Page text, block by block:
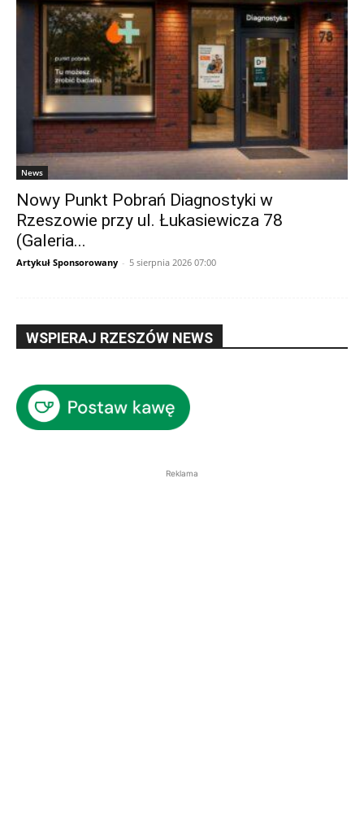
News
Nowy Punkt Pobrań Diagnostyki w
Rzeszowie przy ul. Łukasiewicza 78
(Galeria...
Artykuł Sponsorowany - 5 sierpnia 2026 07:00
WSPIERAJ RZESZÓW NEWS
Reklama